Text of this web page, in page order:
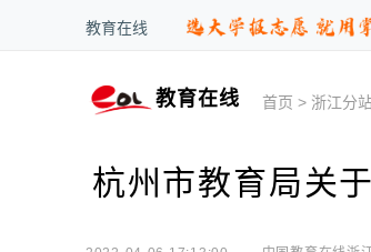
教育在线
教育在线 首页 > 浙江分
杭州市教育局关